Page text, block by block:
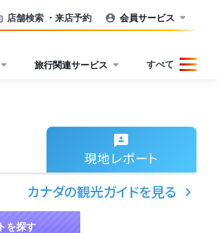
店舗検索 ・来店予約 会員サービス
旅行関連サービス すべて
現地 レポート
カナダの観光ガイドを見る
を探す